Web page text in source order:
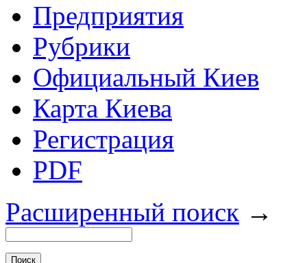
Предприятия
Рубрики
Официальный Киев
Карта Киева
Регистрация
PDF
Расширенный поиск →